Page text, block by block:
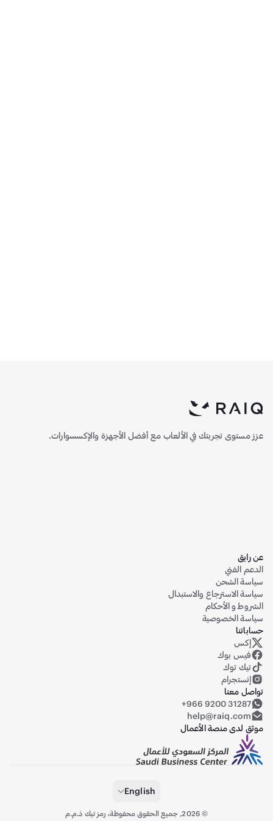
عزز مستوى تجربتك في الألعاب مع أفضل الأجهزة والإكسسوارات.
عن رايق
الدعم الفني
سياسة الشحن
سياسة الاسترجاع والاستبدال
الشروط و الأحكام
سياسة الخصوصية
حساباتنا
حساب رايق على منصة إكس (تويتر سابقاً)
إكس
فيس بوك
تيك توك
إنستجرام
تواصل معنا
+966 9200 31287
help@raiq.com
موثق لدى منصة الأعمال
English
©
2026
, جميع الحقوق محفوظة، رمز تيك ذ.م.م